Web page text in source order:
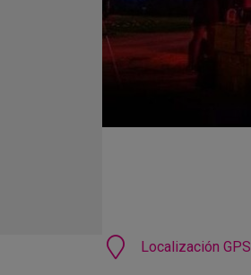
Ubicación
Localización GPS